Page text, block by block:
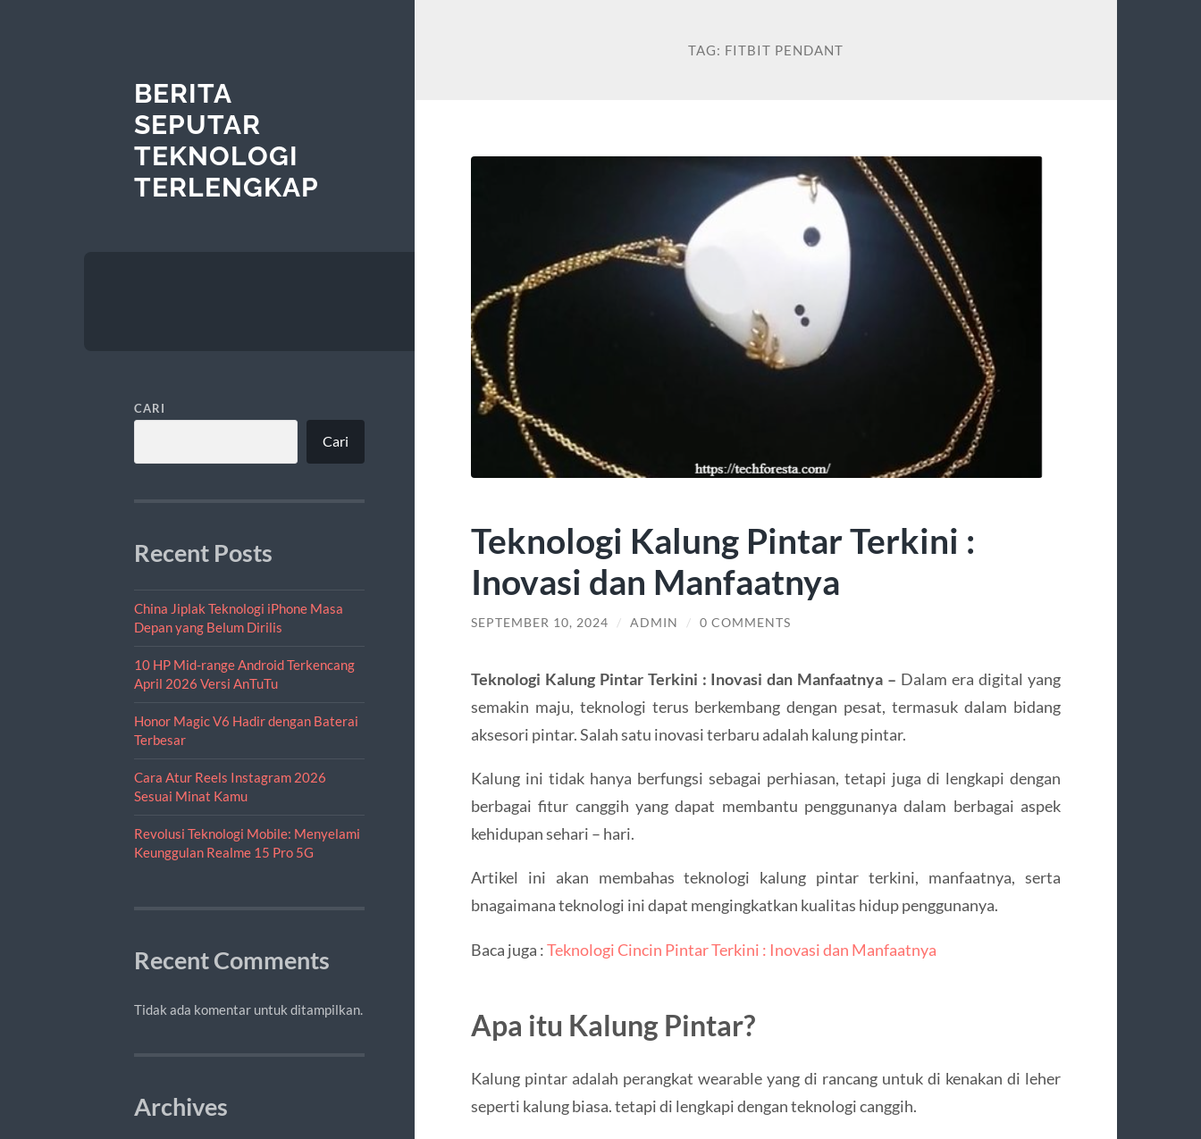
BERITA
SEPUTAR
TEKNOLOGI
TERLENGKAP
CARI
Cari
Recent Posts
China Jiplak Teknologi iPhone Masa
Depan yang Belum Dirilis
10 HP Mid-range Android Terkencang
April 2026 Versi AnTuTu
Honor Magic V6 Hadir dengan Baterai
Terbesar
Cara Atur Reels Instagram 2026
Sesuai Minat Kamu
Revolusi Teknologi Mobile: Menyelami
Keunggulan Realme 15 Pro 5G
Recent Comments
Tidak ada komentar untuk ditampilkan.
Archives
TAG: FITBIT PENDANT
Teknologi Kalung Pintar Terkini :
Inovasi dan Manfaatnya
SEPTEMBER 10, 2024 / ADMIN / 0 COMMENTS
Teknologi Kalung Pintar Terkini : Inovasi dan Manfaatnya – Dalam era digital yang
semakin maju, teknologi terus berkembang dengan pesat, termasuk dalam bidang
aksesori pintar. Salah satu inovasi terbaru adalah kalung pintar.
Kalung ini tidak hanya berfungsi sebagai perhiasan, tetapi juga di lengkapi dengan
berbagai fitur canggih yang dapat membantu penggunanya dalam berbagai aspek
kehidupan sehari – hari.
Artikel ini akan membahas teknologi kalung pintar terkini, manfaatnya, serta
bnagaimana teknologi ini dapat mengingkatkan kualitas hidup penggunanya.
Baca juga :Teknologi Cincin Pintar Terkini : Inovasi dan Manfaatnya
Apa itu Kalung Pintar?
Kalung pintar adalah perangkat wearable yang di rancang untuk di kenakan di leher
seperti kalung biasa. tetapi di lengkapi dengan teknologi canggih.